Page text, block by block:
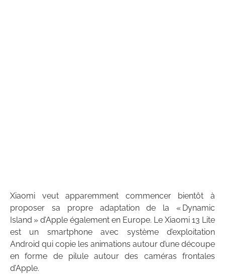
Xiaomi veut apparemment commencer bientôt à
proposer sa propre adaptation de la « Dynamic
Island » d’Apple également en Europe. Le Xiaomi 13 Lite
est un smartphone avec système d’exploitation
Android qui copie les animations autour d’une découpe
en forme de pilule autour des caméras frontales
d’Apple.